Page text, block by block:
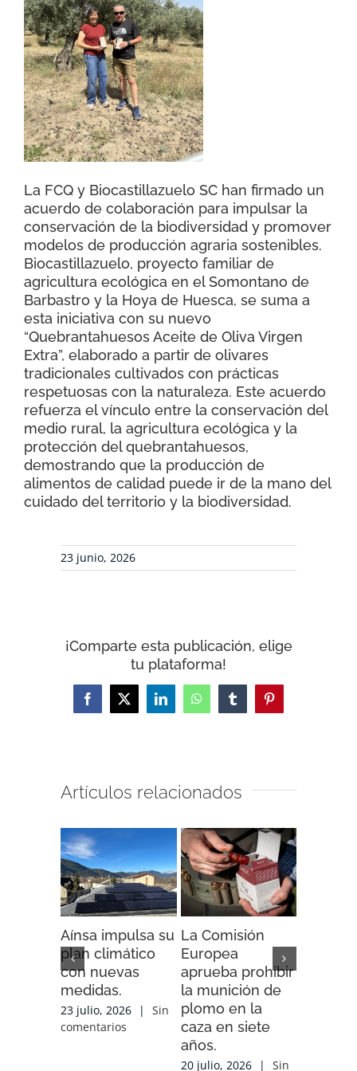
RECURSOS
NOTICIAS
CONTACTO
La FCQ y Biocastillazuelo SC han firmado un
acuerdo de colaboración para impulsar la
conservación de la biodiversidad y promover
modelos de producción agraria sostenibles.
Biocastillazuelo, proyecto familiar de
agricultura ecológica en el Somontano de
Barbastro y la Hoya de Huesca, se suma a
esta iniciativa con su nuevo
“Quebrantahuesos Aceite de Oliva Virgen
Extra”, elaborado a partir de olivares
tradicionales cultivados con prácticas
respetuosas con la naturaleza. Este acuerdo
refuerza el vínculo entre la conservación del
medio rural, la agricultura ecológica y la
protección del quebrantahuesos,
demostrando que la producción de
alimentos de calidad puede ir de la mano del
cuidado del territorio y la biodiversidad.
23 junio, 2026
¡Comparte esta publicación, elige
tu plataforma!
Facebook
X LinkedInWhatsAppTumblrPinterest
Artículos relacionados
Aínsa impulsa su
plan climático
con nuevas
medidas.
23 julio, 2026 |
Sin
comentarios
La Comisión
Europea
aprueba prohibir
la munición de
plomo en la
caza en siete
años.
20 julio, 2026 |
Sin